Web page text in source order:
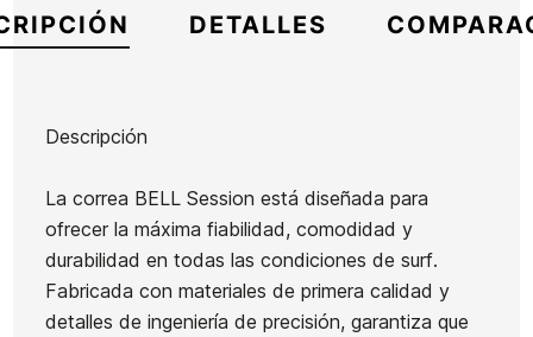
DETALLES
Descripción
La correa BELL Session está diseñada para
ofrecer la máxima fiabilidad, comodidad y
durabilidad en todas las condiciones de surf.
Fabricada con materiales de primera calidad y
detalles de ingeniería de precisión, garantiza que
Marca Bell
ReferenciaEG-IGITX54210
En stock 5 Artículos